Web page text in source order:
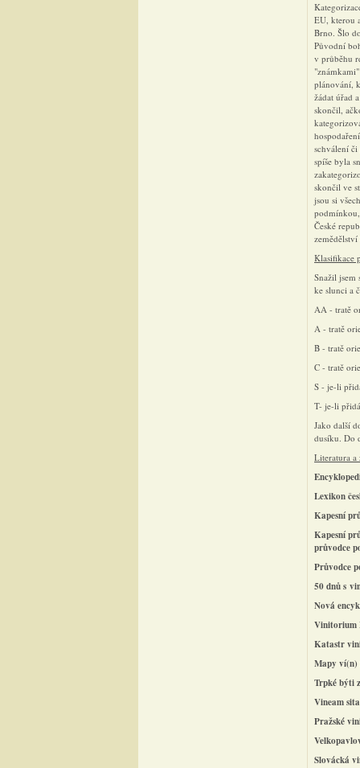
EU, kterou
Brno. Šlo
Původní
v průběhu
plánování,
žádat úřad
skončil,
schválení
spíše byla
skončil ve
jsou si
České
Klasifikace
Snažil
ke slunci a
AA - tratě
A - tratě
B - tratě
C - tratě
S - je-li
T- je-li
Jako další
dusíku. Do
Literatura a
Lexikon
Kapesní
Kapesní
průvodce
Průvodce
50dnůs
Nová
Vinitorium
Katastr
Mapy ví(n)
Trpké býti
Vineam
Pražské
Slovácká